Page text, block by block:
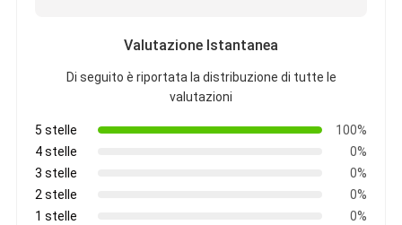
Valutazione Istantanea
Di seguito è riportata la distribuzione di tutte le
valutazioni
5 stelle
100%
4 stelle
0%
3 stelle
0%
2 stelle
0%
1 stelle
0%